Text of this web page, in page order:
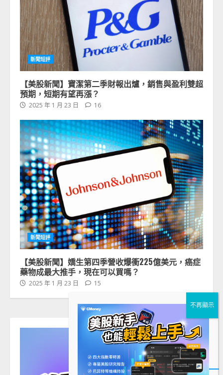
新聞短評
【美股新聞】寶潔第二季財報出爐，銷售與盈利雙超
預期，短期有望再漲？
2025 年 1 月 23 日 16
新聞短評
【美股新聞】嬌生第四季營收爆衝225億美元，癌症
藥物成最大推手，現在可以買嗎？
2025 年 1 月 23 日 15